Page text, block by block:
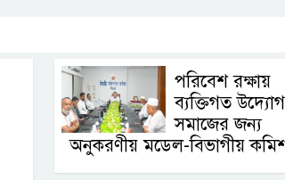
পরিবেশ রক্ষায়
ব্যক্তিগত উদ্যোগ
সমাজের জন্য
অনুকরণীয় মডেল-বিভাগীয়